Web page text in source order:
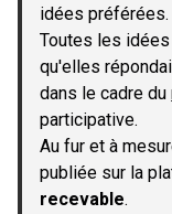
idées préférées.
Toutes les
qu'elles
dans le cadre du
participative.
Au fur et à
publiée sur la
recevable.